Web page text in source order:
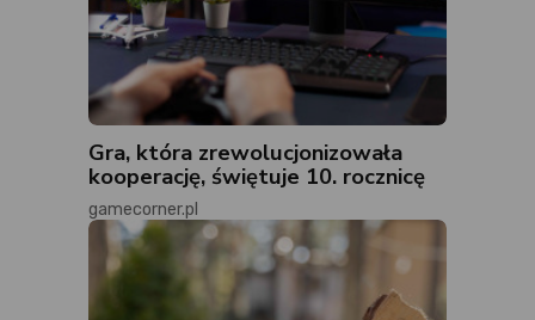
Gra, która zrewolucjonizowała
kooperację, świętuje 10. rocznicę
gamecorner.pl